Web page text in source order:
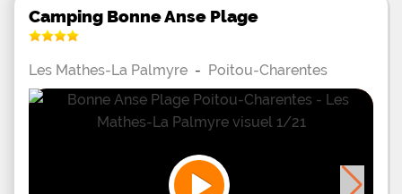
Camping Bonne Anse Plage
Les Mathes-La Palmyre - Poitou-Charentes